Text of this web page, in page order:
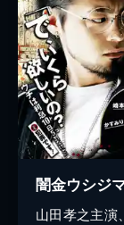
闇金ウシジ
山田孝之主演